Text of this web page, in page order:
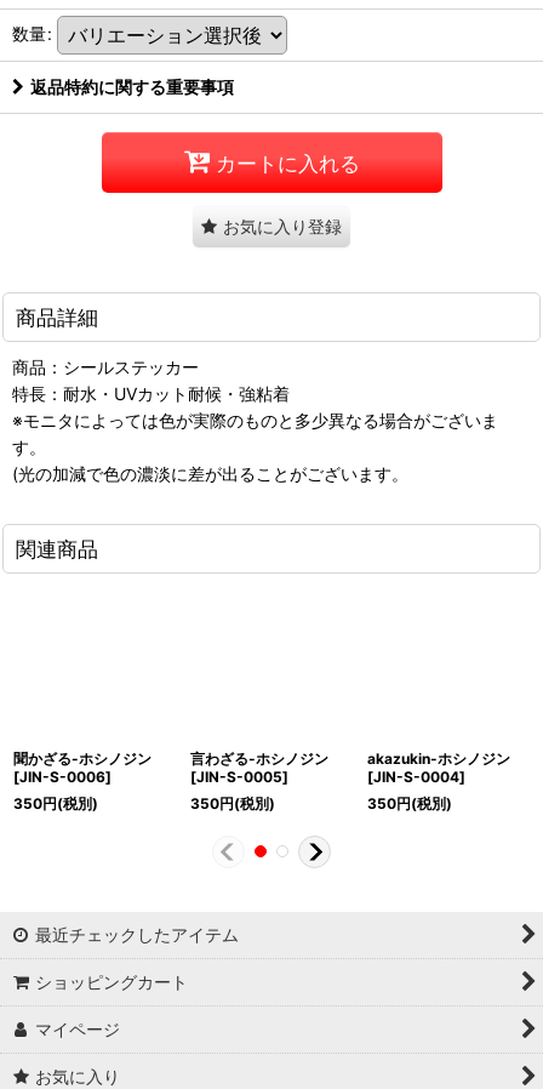
数量:
返品特約に関する重要事項
カートに入れる
お気に入り登録
商品詳細
商品：シールステッカー
特長：耐水・UVカット耐候・強粘着
※モニタによっては色が実際のものと多少異なる場合がございま
す。
(光の加減で色の濃淡に差が出ることがございます。
関連商品
聞かざる-ホシノジン
[JIN-S-0006]
350円(税別)
言わざる-ホシノジン
[JIN-S-0005]
350円(税別)
akazukin-ホシノジン
[JIN-S-0004]
350円(税別)
最近チェックしたアイテム
ショッピングカート
マイページ
お気に入り